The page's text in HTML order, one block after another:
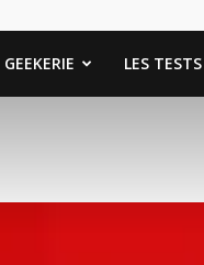
GEEKERIE LES TESTS